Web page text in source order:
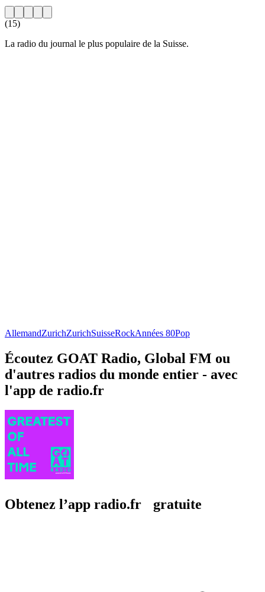
(15)
La radio du journal le plus populaire de la Suisse.
AllemandZurichZurichSuisseRockAnnées 80Pop
Écoutez GOAT Radio, Global FM ou
d'autres radios du monde entier - avec
l'app de radio.fr
Obtenez l’app radio.fr gratuite